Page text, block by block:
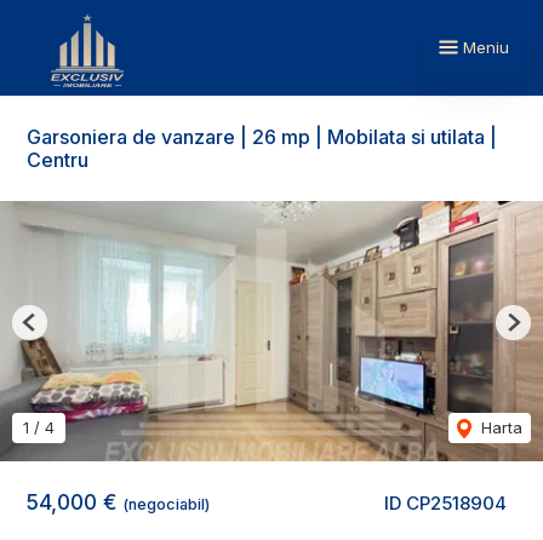
Meniu
Garsoniera de vanzare | 26 mp | Mobilata si utilata |
Centru
ID CP2518904
54,000 € (negociabil)
1 / 4 Harta
Previous